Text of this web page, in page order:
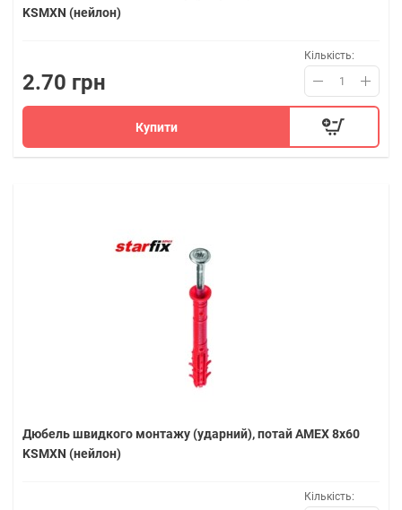
KSMXN (нейлон)
2.70 грн
Кількість:
Купити
Дюбель швидкого монтажу (ударний), потай AMEX 8х60
KSMXN (нейлон)
Кількість: